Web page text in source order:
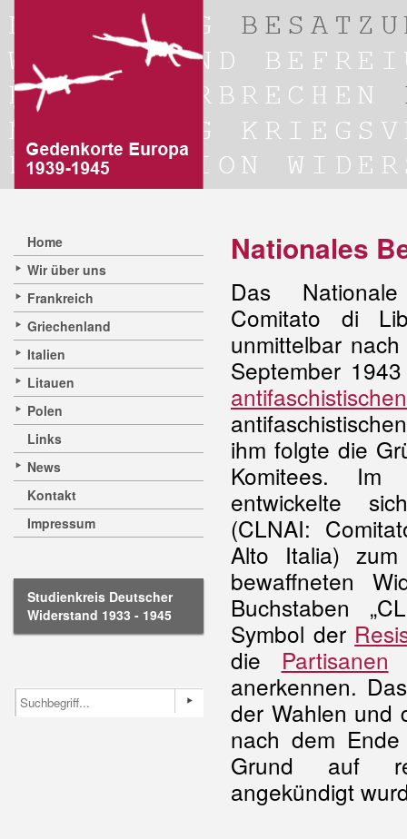
Home
Wir über uns
Frankreich
Griechenland
Italien
Litauen
Polen
Links
News
Kontakt
Impressum
Studienkreis Deutscher
Widerstand 1933 - 1945
Nationales
Das
Comitato di
unmittelbar
September
ihm folgte die
Komitees.
entwickelte
(CLNAI:
Alto Italia) zum
bewaffneten
Buchstaben
Symbol der
die Partisanen
anerkennen.
der Wahlen und
nach dem
Grund auf
angekündigt